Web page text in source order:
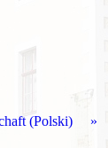
(Polski)